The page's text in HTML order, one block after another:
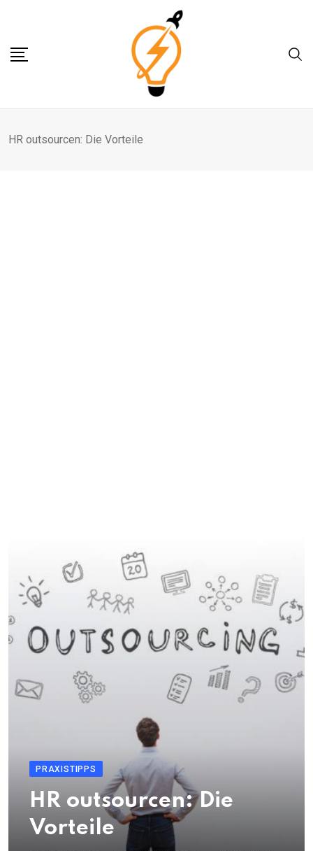
content
HR outsourcen: Die Vorteile
PRAXISTIPPS
HR outsourcen: Die
Vorteile